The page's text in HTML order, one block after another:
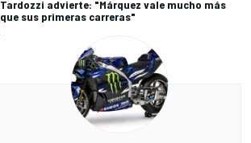
Tardozzi advierte: "Márquez vale mucho más
que sus primeras carreras"